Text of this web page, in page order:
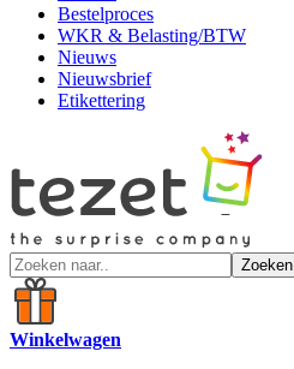
Bestelproces
WKR & Belasting/BTW
Nieuws
Nieuwsbrief
Etikettering
Zoeken
Winkelwagen